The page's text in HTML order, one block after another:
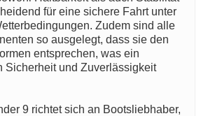
für eine sichere Fahrt unter
Zudem sind alle
so ausgelegt, dass sie den
entsprechen, was ein
Sicherheit und Zuverlässigkeit
9 richtet sich an Bootsliebhaber,